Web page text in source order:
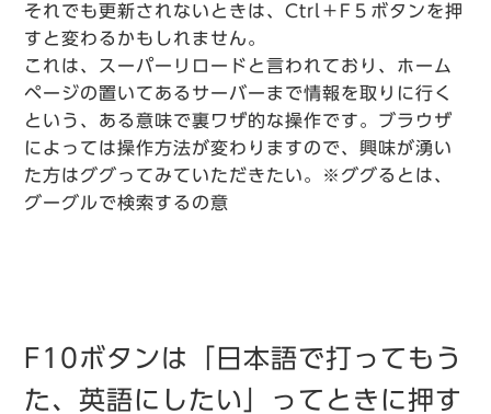
それでも更新されないときは、Ctrl＋F５ボタンを押
すと変わるかもしれません。
これは、スーパーリロードと言われており、ホーム
ページの置いてあるサーバーまで情報を取りに行く
という、ある意味で裏ワザ的な操作です。ブラウザ
によっては操作方法が変わりますので、興味が湧い
た方はググってみていただきたい。※ググるとは、
グーグルで検索するの意
F10ボタンは「日本語で打ってもう
た、英語にしたい」ってときに押す